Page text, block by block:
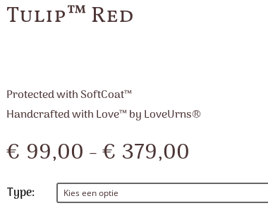
Tulip™ Red
Protected with SoftCoat™
Handcrafted with Love™ by LoveUrns®
€ 99,00 -€ 379,00
tot
€
Type: